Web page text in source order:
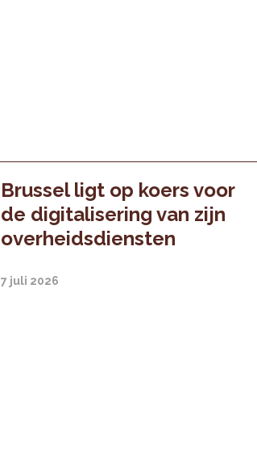
Brussel ligt op koers voor
de digitalisering van zijn
overheidsdiensten
7 juli 2026